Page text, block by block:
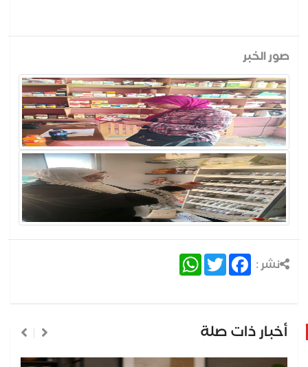
صور الخبر
نشر : Facebook
Twitter
WhatsApp
أخبار ذات صلة